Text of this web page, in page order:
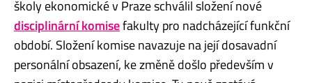
školy ekonomické v Praze schválil složení nové
disciplinární komisefakulty pro nadcházející funkční
období. Složení komise navazuje na její dosavadní
personální obsazení, ke změně došlo především v